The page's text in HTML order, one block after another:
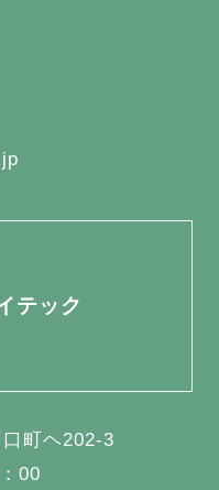
テック
町ヘ202-3
00